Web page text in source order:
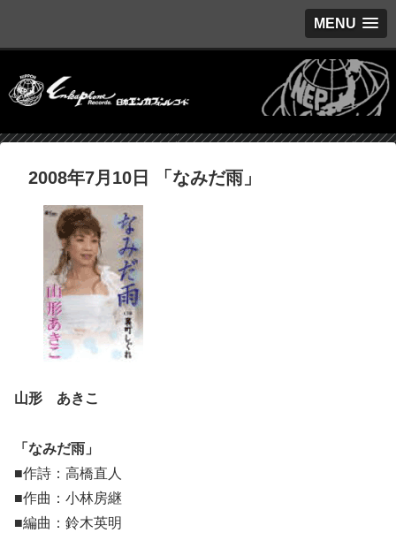
MENU
2008年7月10日 「なみだ雨」
山形 あきこ
「なみだ雨」
■作詩：高橋直人
■作曲：小林房継
■編曲：鈴木英明